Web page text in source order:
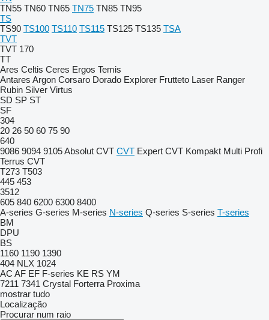
TN55 TN60 TN65 TN75 TN85 TN95
TS
TS90 TS100 TS110 TS115 TS125 TS135 TSA
TVT
TVT 170
TT
Ares Celtis Ceres Ergos Temis
Antares Argon Corsaro Dorado Explorer Frutteto Laser Ranger
Rubin Silver Virtus
SD SP ST
SF
304
20 26 50 60 75 90
640
9086 9094 9105Absolut CVT CVT Expert CVT Kompakt Multi Profi
Terrus CVT
T273 T503
445 453
3512
605 840 6200 6300 8400
A-series G-series M-series N-series Q-series S-series T-series
BM
DPU
BS
1160 1190 1390
404 NLX 1024
AC AF EF F-series KE RS YM
7211 7341 Crystal Forterra Proxima
mostrar tudo
Localização
Procurar num raio